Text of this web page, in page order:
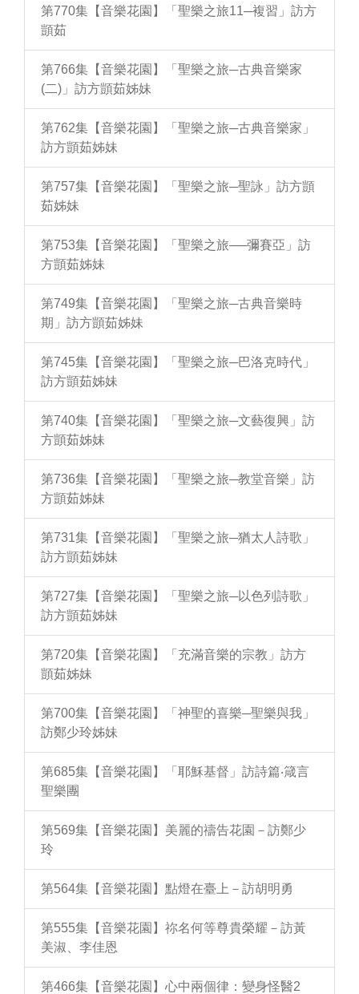
第770集【音樂花園】「聖樂之旅11─複習」訪方
顗茹
第766集【音樂花園】「聖樂之旅─古典音樂家
(二)」訪方顗茹姊妹
第762集【音樂花園】「聖樂之旅─古典音樂家」
訪方顗茹姊妹
第757集【音樂花園】「聖樂之旅─聖詠」訪方顗
茹姊妹
第753集【音樂花園】「聖樂之旅──彌賽亞」訪
方顗茹姊妹
第749集【音樂花園】「聖樂之旅─古典音樂時
期」訪方顗茹姊妹
第745集【音樂花園】「聖樂之旅─巴洛克時代」
訪方顗茹姊妹
第740集【音樂花園】「聖樂之旅─文藝復興」訪
方顗茹姊妹
第736集【音樂花園】「聖樂之旅─教堂音樂」訪
方顗茹姊妹
第731集【音樂花園】「聖樂之旅─猶太人詩歌」
訪方顗茹姊妹
第727集【音樂花園】「聖樂之旅─以色列詩歌」
訪方顗茹姊妹
第720集【音樂花園】「充滿音樂的宗教」訪方
顗茹姊妹
第700集【音樂花園】「神聖的喜樂─聖樂與我」
訪鄭少玲姊妹
第685集【音樂花園】「耶穌基督」訪詩篇‧箴言
聖樂團
第569集【音樂花園】美麗的禱告花園－訪鄭少
玲
第564集【音樂花園】點燈在臺上－訪胡明勇
第555集【音樂花園】祢名何等尊貴榮耀－訪黃
美淑、李佳恩
第466集【音樂花園】心中兩個律：變身怪醫2